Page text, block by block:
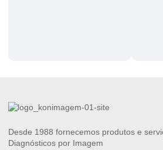
Desde 1988 fornecemos produtos e
Diagnósticos por Imagem